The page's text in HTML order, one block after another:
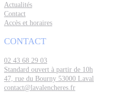
Actualités
Contact
Accès et horaires
CONTACT
02 43 68 29 03
Standard ouvert à partir de 10h
47, rue du Bourny 53000 Laval
contact@lavalencheres.fr